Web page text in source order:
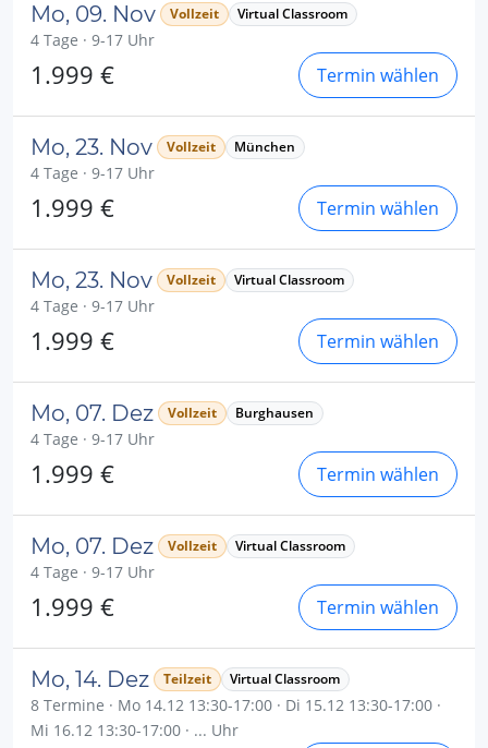
Mo, 09. Nov Vollzeit Virtual Classroom
4 Tage · 9-17 Uhr
1.999 € Termin wählen
Mo, 23. Nov Vollzeit München
4 Tage · 9-17 Uhr
1.999 € Termin wählen
Mo, 23. Nov Vollzeit Virtual Classroom
4 Tage · 9-17 Uhr
1.999 € Termin wählen
Mo, 07. Dez Vollzeit Burghausen
4 Tage · 9-17 Uhr
1.999 € Termin wählen
Mo, 07. Dez Vollzeit Virtual Classroom
4 Tage · 9-17 Uhr
1.999 € Termin wählen
Mo, 14. Dez Teilzeit Virtual Classroom
8 Termine · Mo 14.12 13:30-17:00 · Di 15.12 13:30-17:00 ·
Mi 16.12 13:30-17:00 · ... Uhr